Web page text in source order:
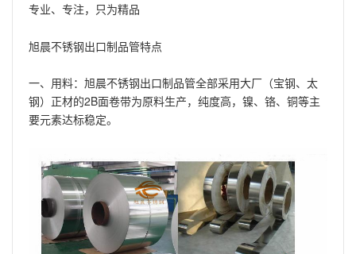
专业、专注，只为精品
旭晨不锈钢出口制品管特点
一、用料：旭晨不锈钢出口制品管全部采用大厂（宝钢、太
钢）正材的2B面卷带为原料生产，纯度高，镍、铬、铜等主
要元素达标稳定。